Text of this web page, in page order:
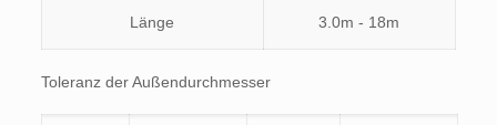
Länge 3.0m - 18m
Toleranz der Außendurchmesser